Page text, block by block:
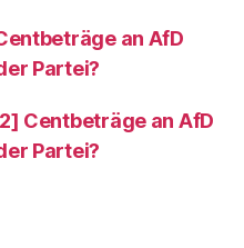
an AfD
Partei?
Centbeträge an AfD
Partei?